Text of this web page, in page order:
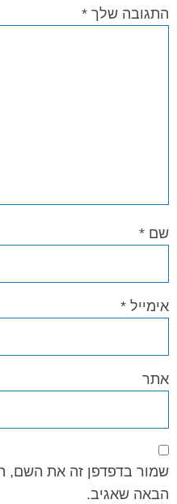
התגובה שלך *
שם *
אימייל *
אתר
שמור בדפדפן זה את השם,
הבאה שאגיב.